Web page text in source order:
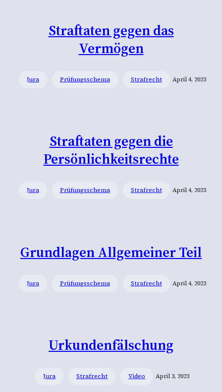
Straftaten gegen das
Vermögen
Jura Prüfungsschema Strafrecht April 4, 2023
Straftaten gegen die
Persönlichkeitsrechte
Jura Prüfungsschema Strafrecht April 4, 2023
Grundlagen Allgemeiner Teil
Jura Prüfungsschema Strafrecht April 4, 2023
Urkundenfälschung
Jura Strafrecht Video April 3, 2023